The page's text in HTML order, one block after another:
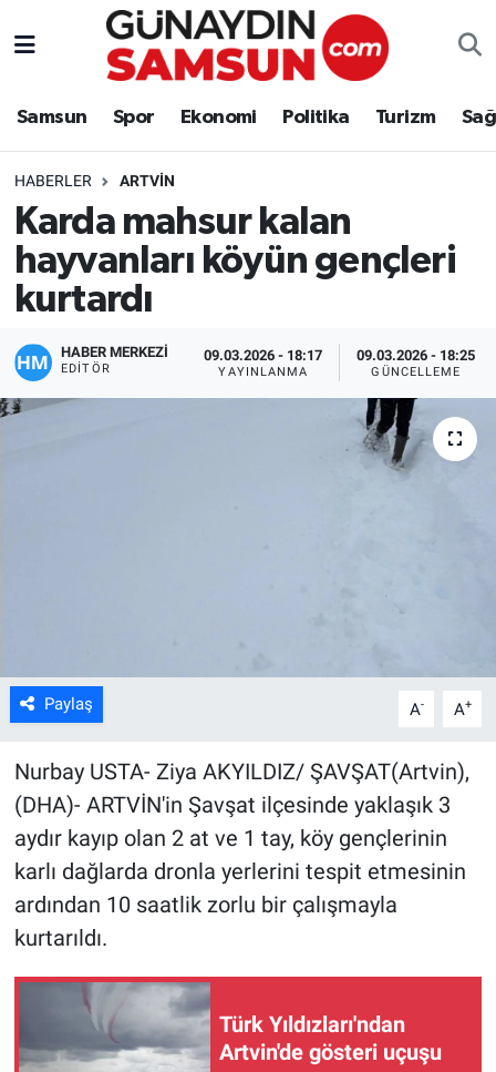
Samsun Spor Ekonomi Politika Turizm
HABERLER ARTVIN
Karda mahsur kalan
hayvanları köyün gençleri
kurtardı
HABER MERKEZİ
EDITÖR
09.03.2026 - 18:17
YAYINLANMA
09.03.2026 - 18:25
GÜNCELLEME
Paylaş A- A+
Nurbay USTA- Ziya AKYILDIZ/ ŞAVŞAT(Artvin),
(DHA)- ARTVİN'in Şavşat ilçesinde yaklaşık 3
aydır kayıp olan 2 at ve 1 tay, köy gençlerinin
karlı dağlarda dronla yerlerini tespit etmesinin
ardından 10 saatlik zorlu bir çalışmayla
kurtarıldı.
Türk Yıldızları'ndan
Artvin'de gösteri uçuşu
Samsun
Politika
Turizm
Sağlık
Nöbetçi Eczaneler
Süper Lig Puan Durumu ve Fikstür
Tüm Manşetler
Son Dakika Haberleri